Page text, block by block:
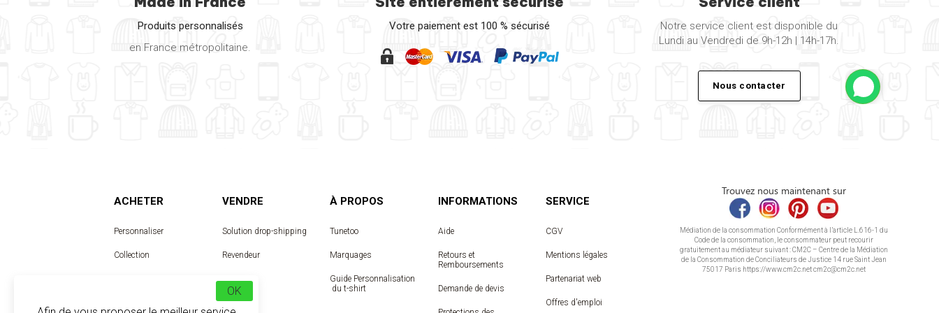
Produits personnalisés
en France métropolitaine.
Votre paiement est 100 % sécurisé
Notre service client est disponible du
Lundi au Vendredi de 9h-12h | 14h-17h.
Nous contacter
ACHETER
Personnaliser
Collection
VENDRE
Solution drop-shipping
Revendeur
Designer
À PROPOS
Tunetoo
Marquages
Guide Personnalisation
du t-shirt
INFORMATIONS
Aide
Retours et
Remboursements
Demande de devis
SERVICE
CGV
Mentions légales
Partenariat web
Offres d'emploi
Trouvez nous maintenant sur
Médiation de la consommation Conformément à l’article L.616-1 du
Code de la consommation, le consommateur peut recourir
gratuitement au médiateur suivant : CM2C – Centre de la Médiation
de la Consommation de Conciliateurs de Justice 14 rue Saint Jean
75017 Paris https://www.cm2c.net cm2c@cm2c.net
OK